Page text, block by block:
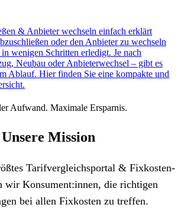
& Anbieter wechseln einfach erklärt
oder den Anbieter zu wechseln
wenigen Schritten erledigt. Je nach
Neubau oder Anbieterwechsel – gibt es
Ablauf. Hier finden Sie eine kompakte und
Aufwand. Maximale Ersparnis.
Unsere Mission
Tarifvergleichsportal & Fixkosten-
wir Konsument:innen, die richtigen
bei allen Fixkosten zu treffen.